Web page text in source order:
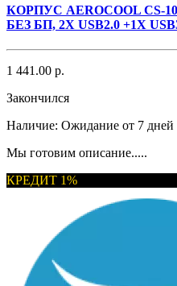
КОРПУС AEROCOOL CS-
БЕЗ БП, 2X USB2.0 +1X
1 441.00 р.
Закончился
Наличие: Ожидание от 7 дней
Мы готовим описание.....
КРЕДИТ 1%